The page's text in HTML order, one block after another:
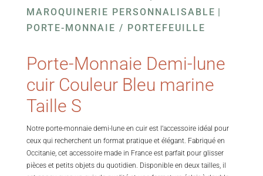
MAROQUINERIE PERSONNALISABLE |
PORTE-MONNAIE / PORTEFEUILLE
Porte-Monnaie Demi-lune
cuir Couleur Bleu marine
Taille S
Notre porte-monnaie demi-lune en cuir est l’accessoire idéal pour
ceux qui recherchent un format pratique et élégant. Fabriqué en
Occitanie, cet accessoire made in France est parfait pour glisser
pièces et petits objets du quotidien. Disponible en deux tailles, il